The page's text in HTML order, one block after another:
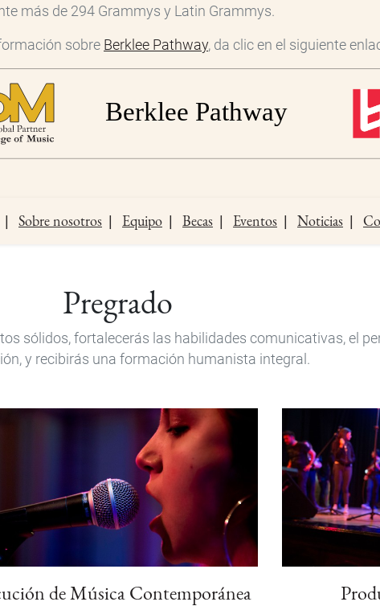
más de 294 Grammys y Latin Grammys.
sobre Berklee Pathway, da clic en el siguiente
Sobre nosotros Equipo Becas Eventos Noticias
Pregrado
sólidos, fortalecerás las habilidades comunicativas, el
y recibirás una formación humanista integral.
de Música Contemporánea